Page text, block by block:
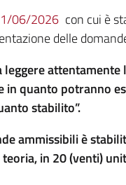
06/2026 con cui è
delle
leggere
in quanto potranno
stabilito”.
ammissibili è
in 20 (venti)